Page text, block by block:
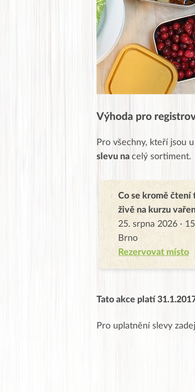
Výhoda pro
Pro všechny, kteří jsou
slevu na celý sortiment.
Co se kromě čtení
živě na kurzu
25. srpna 2026 ·
Brno
Rezervovat místo
Tato akce platí
Pro uplatnění slevy